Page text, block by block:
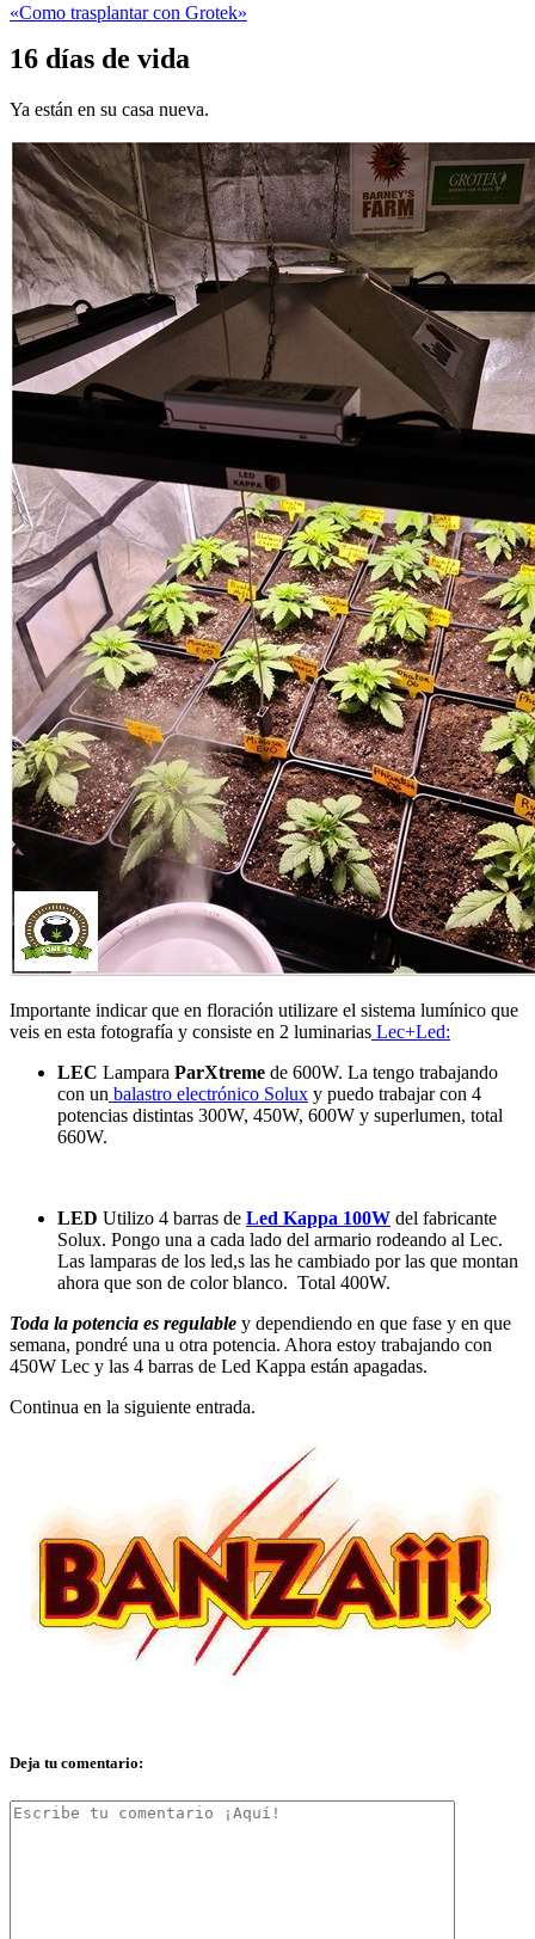
«Como trasplantar con Grotek»
16 días de vida
Ya están en su casa nueva.
Importante indicar que en floración utilizare el sistema lumínico que
veis en esta fotografía y consiste en 2 luminarias Lec+Led:
LEC Lampara ParXtreme de 600W. La tengo trabajando
con un balastro electrónico Solux y puedo trabajar con 4
potencias distintas 300W, 450W, 600W y superlumen, total
660W.
LED Utilizo 4 barras de Led Kappa 100W del fabricante
Solux. Pongo una a cada lado del armario rodeando al Lec.
Las lamparas de los led,s las he cambiado por las que montan
ahora que son de color blanco. Total 400W.
Toda la potencia es regulable y dependiendo en que fase y en que
semana, pondré una u otra potencia. Ahora estoy trabajando con
450W Lec y las 4 barras de Led Kappa están apagadas.
Continua en la siguiente entrada.
Deja tu comentario: